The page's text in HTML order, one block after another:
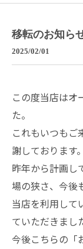
移転のお知ら
2025/02/01
この度当店はオ
た。
これもいつもご
謝しております。
昨年から計画し
場の狭さ、今後
当店を利用して
ていただきまし
今後こちらの「